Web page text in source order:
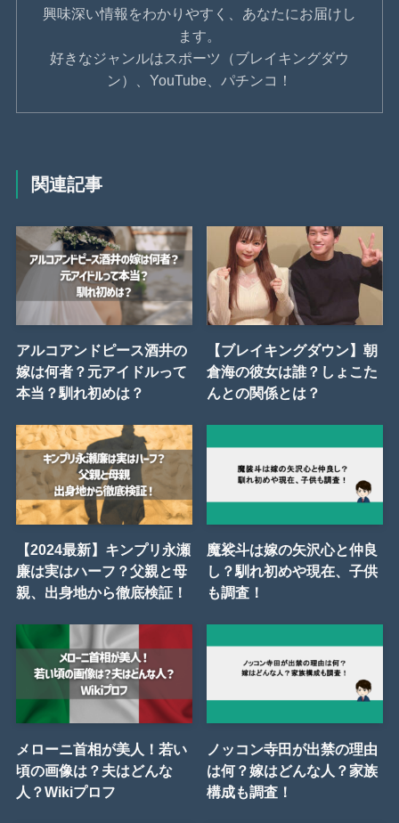
興味深い情報をわかりやすく、あなたにお届けし
ます。
好きなジャンルはスポーツ（ブレイキングダウ
ン）、YouTube、パチンコ！
関連記事
アルコアンドピース酒井の
嫁は何者？元アイドルって
本当？馴れ初めは？
【ブレイキングダウン】朝
倉海の彼女は誰？しょこた
んとの関係とは？
【2024最新】キンプリ永瀬
廉は実はハーフ？父親と母
親、出身地から徹底検証！
魔裟斗は嫁の矢沢心と仲良
し？馴れ初めや現在、子供
も調査！
メローニ首相が美人！若い
頃の画像は？夫はどんな
人？Wikiプロフ
ノッコン寺田が出禁の理由
は何？嫁はどんな人？家族
構成も調査！